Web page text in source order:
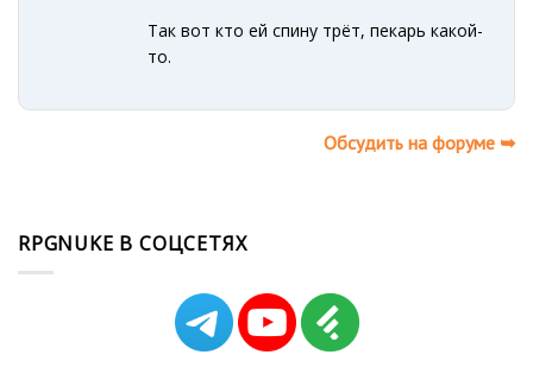
Так вот кто ей спину трёт, пекарь какой-
то.
Обсудить на форуме ➥
RPGNUKE В СОЦСЕТЯХ